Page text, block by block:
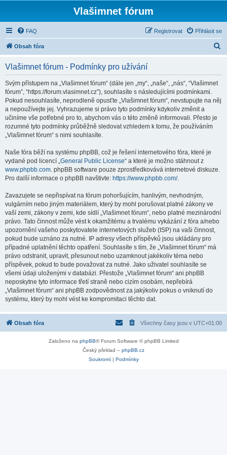
Vlašimnet fórum
FAQ Přihlásit se
Registrovat
Obsah fóra
Vlašimnet fórum - Podmínky pro užívání
Svým přístupem na „Vlašimnet fórum“ (dále jen „my“, „naše“, „nás“, “Vlašimnet
fórum”, “https://forum.vlasimnet.cz”), souhlasíte s následujícími podmínkami.
Pokud nesouhlasíte, neprodleně opusťte „Vlašimnet fórum“, nevstupujte na něj
a nepoužívejte jej. Vyhrazujeme si právo tyto podmínky kdykoliv změnit a
učiníme vše potřebné pro to, abychom vás o této změně informovali. Přesto je
rozumné tyto podmínky průběžně sledovat vzhledem k tomu, že používáním
„Vlašimnet fórum“ s nimi souhlasíte.
Naše fóra běží na systému phpBB, což je řešení internetového fóra, které je
vydané pod licencí „General Public License“ a které je možno stáhnout z
www.phpbb.com. phpBB software pouze zprostředkovává internetové diskuze.
Pro další informace o phpBB navštivte: https://www.phpbb.com/.
Zavazujete se nepřispívat na fórum pohoršujícím, hanlivým, nevhodným,
vulgárním nebo jiným materiálem, který by mohl porušovat platné zákony ve
vaší zemi, zákony v zemi, kde sídlí „Vlašimnet fórum“, nebo platné mezinárodní
právo. Tato činnost může vést k okamžitému a trvalému vykázání z fóra a/nebo
upozornění vašeho poskytovatele internetových služeb (ISP) na vaši činnost,
pokud bude uznáno za nutné. IP adresy všech příspěvků jsou ukládány pro
případné uplatnění těchto opatření. Souhlasíte s tím, že „Vlašimnet fórum“ má
právo odstranit, upravit, přesunout nebo uzamknout jakékoliv téma nebo
příspěvek, pokud to bude považovat za nutné. Jako uživatel souhlasíte se
všemi údaji uloženými v databázi. Přestože „Vlašimnet fórum“ ani phpBB
neposkytne tyto informace třetí straně nebo cizím osobám, nepřebírá
„Vlašimnet fórum“ ani phpBB zodpovědnost za jakýkoliv pokus o vniknutí do
systému, který by mohl vést ke kompromitaci těchto dat.
Obsah fóra Všechny časy jsou v UTC+01:00
Založeno na phpBB® Forum Software © phpBB Limited
Český překlad – phpBB.cz
Soukromí| Podmínky